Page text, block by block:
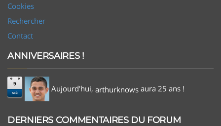
Cookies
Rechercher
Contact
ANNIVERSAIRES !
9
Aoû Aujourd'hui, arthurknows aura 25 ans !
DERNIERS COMMENTAIRES DU FORUM